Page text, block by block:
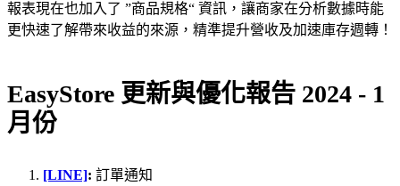
報表現在也加入了 ”商品規格“ 資訊，讓商家在分析數據時能
更快速了解帶來收益的來源，精準提升營收及加速庫存週轉！
EasyStore 更新與優化報告 2024 - 1
月份
[LINE]: 訂單通知